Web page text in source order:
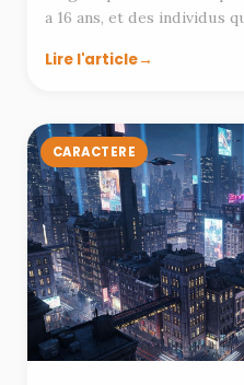
a 16 ans, et des individus
Lire l'article
CARACTERE